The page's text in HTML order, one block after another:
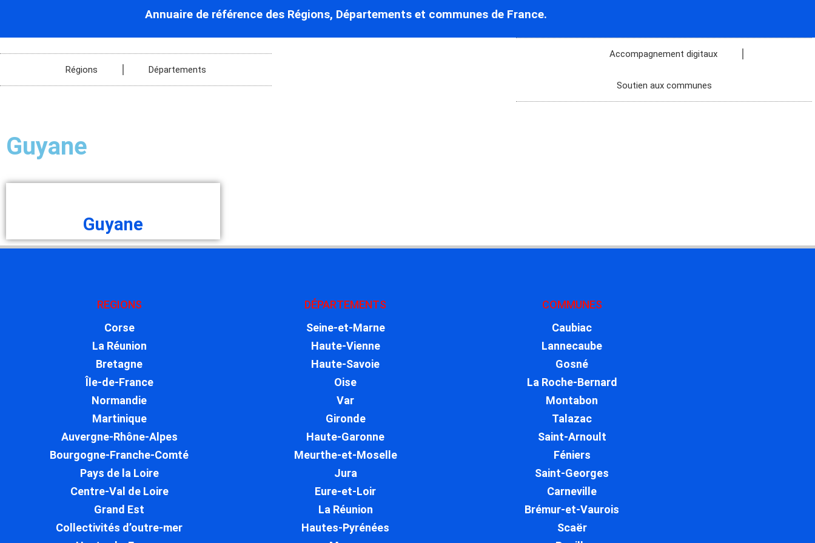
Annuaire de référence des Régions, Départements et communes de France.
Régions Départements
Accompagnement digitaux
Soutien aux communes
Guyane
Guyane
REGIONS
Corse
La Réunion
Bretagne
Île-de-France
Normandie
Martinique
Auvergne-Rhône-Alpes
Bourgogne-Franche-Comté
Pays de la Loire
Centre-Val de Loire
Grand Est
Collectivités d’outre-mer
DÉPARTEMENTS
Seine-et-Marne
Haute-Vienne
Haute-Savoie
Oise
Var
Gironde
Haute-Garonne
Meurthe-et-Moselle
Jura
Eure-et-Loir
La Réunion
Hautes-Pyrénées
COMMUNES
Caubiac
Lannecaube
Gosné
La Roche-Bernard
Montabon
Talazac
Saint-Arnoult
Féniers
Saint-Georges
Carneville
Brémur-et-Vaurois
Scaër